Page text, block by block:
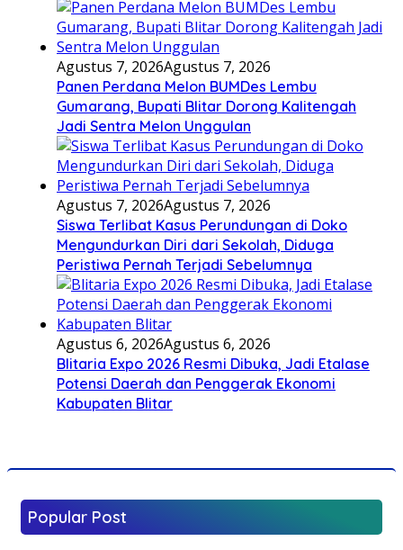
Agustus 7, 2026Agustus 7, 2026
Panen Perdana Melon BUMDes Lembu
Gumarang, Bupati Blitar Dorong Kalitengah
Jadi Sentra Melon Unggulan
Agustus 7, 2026Agustus 7, 2026
Siswa Terlibat Kasus Perundungan di Doko
Mengundurkan Diri dari Sekolah, Diduga
Peristiwa Pernah Terjadi Sebelumnya
Agustus 6, 2026Agustus 6, 2026
Blitaria Expo 2026 Resmi Dibuka, Jadi Etalase
Potensi Daerah dan Penggerak Ekonomi
Kabupaten Blitar
Popular Post